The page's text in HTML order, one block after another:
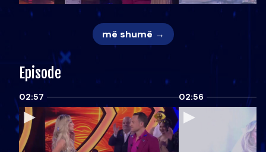
më shumë →
Episode
02:57 02:56